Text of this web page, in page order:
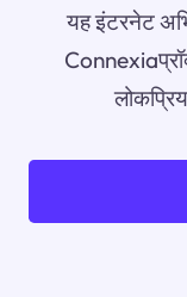
यह इंटरनेट